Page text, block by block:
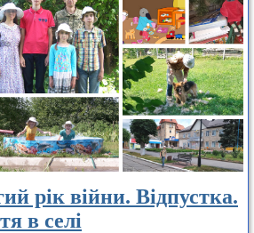
рік війни. Відпустка.
в селі